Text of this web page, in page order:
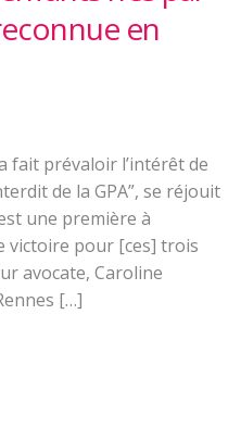
en
fait prévaloir l’intérêt de
de la GPA”, se réjouit
une première à
victoire pour [ces] trois
avocate, Caroline
[…]